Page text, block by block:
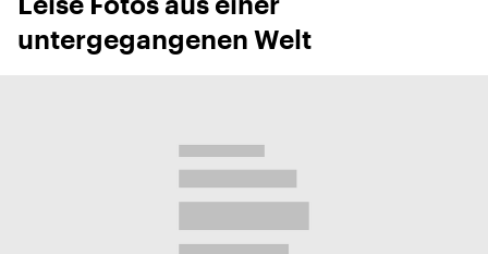
Leise Fotos aus einer
untergegangenen Welt